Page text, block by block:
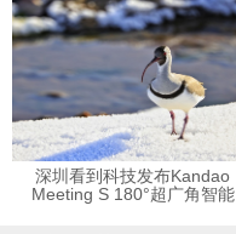
深圳看到科技发布Kandao
Meeting S 180°超广角智能